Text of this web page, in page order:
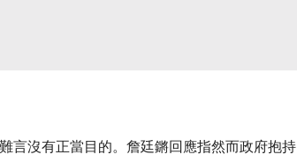
言沒有正當目的。詹廷鏘回應指然而政府抱持